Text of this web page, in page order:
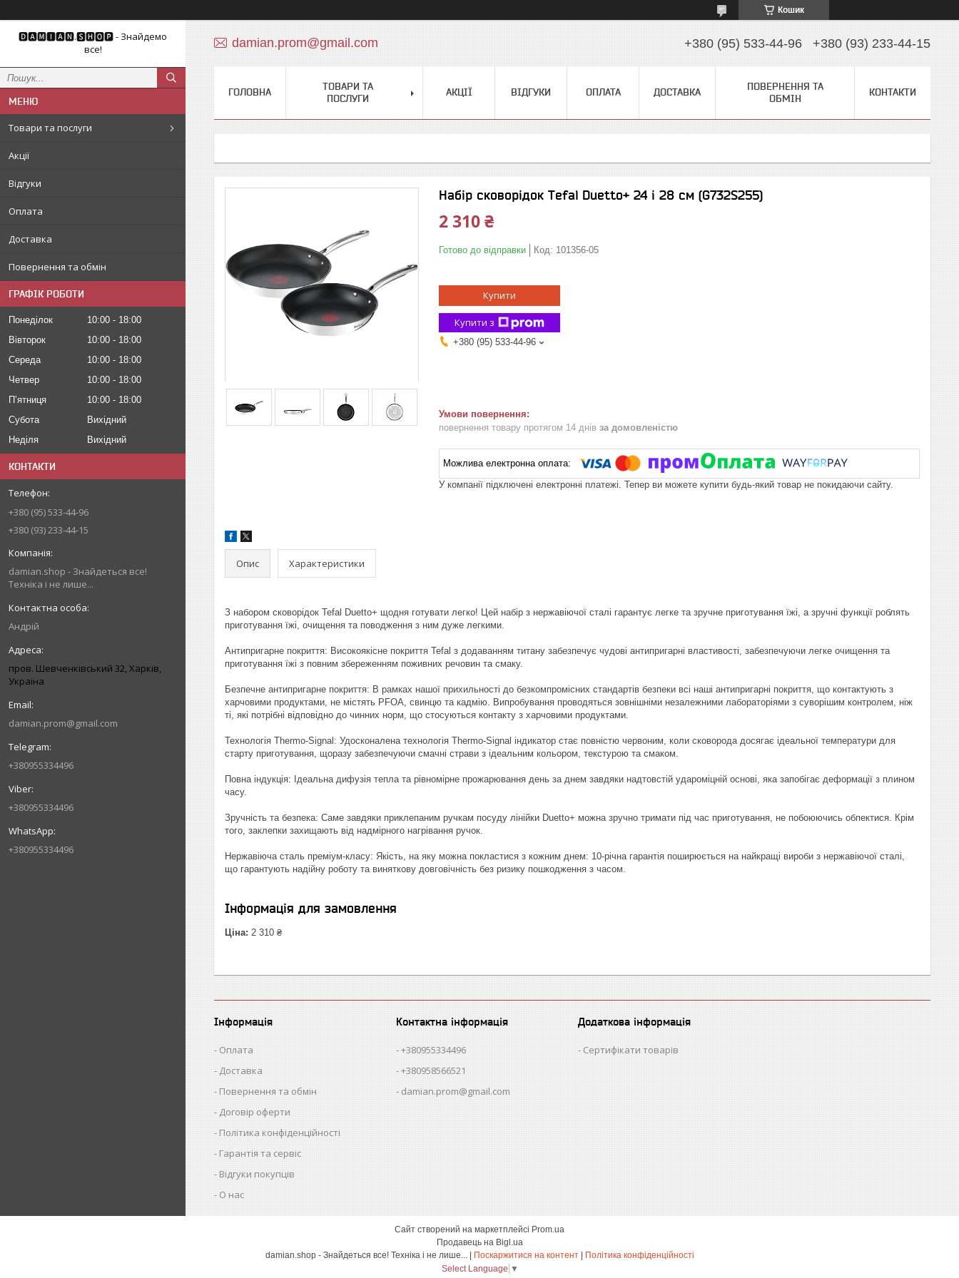
Кошик
🅳🅰🅼🅸🅰🅽.🆂🅷🅾🅿 - Знайдемо
все!
Товари та послуги
Акції
Відгуки
Оплата
Доставка
Повернення та обмін
ГРАФІК РОБОТИ
Понеділок 10:00
18:00
Вівторок
10:00
18:00
Середа
10:00
18:00
Четвер
10:00
18:00
Пʼятниця
10:00
18:00
Субота
Вихідний
Неділя
Вихідний
КОНТАКТИ
+380 (95) 533-44-96
+380 (93) 233-44-15
damian.shop - Знайдеться все!
Техніка і не лише...
Андрій
пров. Шевченківський 32, Харків,
Україна
damian.prom@gmail.com
+380955334496
+380955334496
+380955334496
damian.prom@gmail.com +380 (95) 533-44-96 +380 (93) 233-44-15
ГОЛОВНА
ТОВАРИ ТА
ПОСЛУГИ
АКЦІЇ ВІДГУКИ ОПЛАТА ДОСТАВКА
ПОВЕРНЕННЯ ТА
ОБМІН
КОНТАКТИ
Набір сковорідок Tefal Duetto+ 24 і 28 см (G732S255)
2 310 ₴
Готово до відправки Код: 101356-05
Купити
Купити з
+380 (95) 533-44-96
повернення товару протягом 14 днів за домовленістю
У компанії підключені електронні платежі. Тепер ви можете купити будь-який товар не покидаючи сайту.
Опис Характеристики
З набором сковорідок Tefal Duetto+ щодня готувати легко! Цей набір з нержавіючої сталі гарантує легке та зручне приготування їжі, а зручні функції роблять
приготування їжі, очищення та поводження з ним дуже легкими.
Антипригарне покриття: Високоякісне покриття Tefal з додаванням титану забезпечує чудові антипригарні властивості, забезпечуючи легке очищення та
приготування їжі з повним збереженням поживних речовин та смаку.
Безпечне антипригарне покриття: В рамках нашої прихильності до безкомпромісних стандартів безпеки всі наші антипригарні покриття, що контактують з
харчовими продуктами, не містять PFOA, свинцю та кадмію. Випробування проводяться зовнішніми незалежними лабораторіями з суворішим контролем, ніж
ті, які потрібні відповідно до чинних норм, що стосуються контакту з харчовими продуктами.
Технологія Thermo-Signal: Удосконалена технологія Thermo-Signal індикатор стає повністю червоним, коли сковорода досягає ідеальної температури для
старту приготування, щоразу забезпечуючи смачні страви з ідеальним кольором, текстурою та смаком.
Повна індукція: Ідеальна дифузія тепла та рівномірне прожарювання день за днем завдяки надтовстій удароміцній основі, яка запобігає деформації з плином
часу.
Зручність та безпека: Саме завдяки приклепаним ручкам посуду лінійки Duetto+ можна зручно тримати під час приготування, не побоюючись обпектися. Крім
того, заклепки захищають від надмірного нагрівання ручок.
Нержавіюча сталь преміум-класу: Якість, на яку можна покластися з кожним днем: 10-річна гарантія поширюється на найкращі вироби з нержавіючої сталі,
що гарантують надійну роботу та виняткову довговічність без ризику пошкодження з часом.
Інформація для замовлення
Ціна: 2 310 ₴
Інформація
Оплата
Доставка
Повернення та обмін
Договір оферти
Політика конфіденційності
Гарантія та сервіс
Відгуки покупців
О нас
Контактна інформація
+380955334496
+380958566521
damian.prom@gmail.com
Додаткова інформація
Сертифікати товарів
Сайт створений на маркетплейсі Prom.ua
Продавець на Bigl.ua
Поскаржитися на контент
Політика конфіденційності
Select Language ▼